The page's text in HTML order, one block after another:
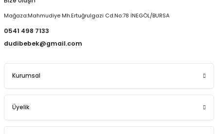
Mağaza:Mahmudiye Mh.Ertuğrulgazi Cd.No:78 İNEGÖL/BURSA
0541 498 7133
dudibebek@gmail.com
Kurumsal
Üyelik